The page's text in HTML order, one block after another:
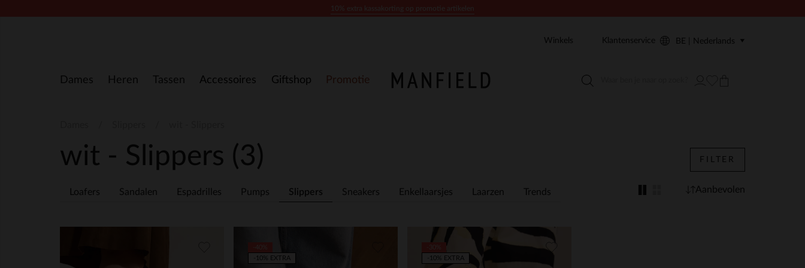
Dames Heren Tassen Accessoires Giftshop Promotie
Winkels Klantenservice BE | Nederlands
wit - Slippers (3)
Loafers Sandalen Espadrilles Pumps Slippers Sneakers Enkellaarsjes Laarzen Trends
FILTER
Aanbevolen
-10% EXTRA
-10% EXTRA